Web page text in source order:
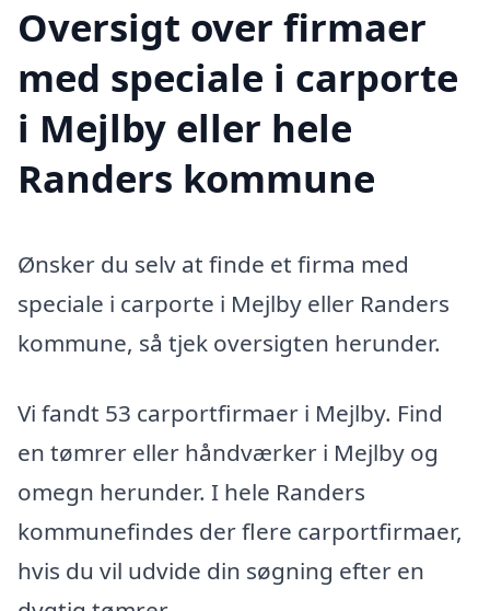
Oversigt over firmaer
med speciale i carporte
i Mejlby eller hele
Randers kommune
Ønsker du selv at finde et firma med
speciale i carporte i Mejlby eller Randers
kommune, så tjek oversigten herunder.
Vi fandt 53 carportfirmaer i Mejlby. Find
en tømrer eller håndværker i Mejlby og
omegn herunder. I hele Randers
kommunefindes der flere carportfirmaer,
hvis du vil udvide din søgning efter en